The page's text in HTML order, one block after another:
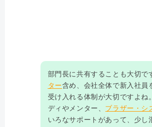
部門長に共有することも大切で
ター含め、会社全体で新入社員
受け入れる体制が大切ですよね
ディやメンター、 ブラザー・シ
いろなサポートがあって、少し